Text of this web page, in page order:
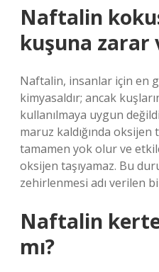
Naftalin
kuşuna zarar
Naftalin, insanlar için en
kimyasaldır; ancak
kullanılmaya uygun
maruz kaldığında oksijen
tamamen yok olur ve
oksijen taşıyamaz. Bu
zehirlenmesi adı verilen
Naftalin
mı?